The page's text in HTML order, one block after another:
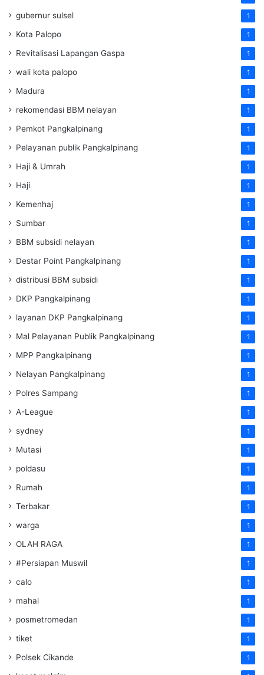
gubernur sulsel 1
Kota Palopo 1
Revitalisasi Lapangan Gaspa 1
wali kota palopo 1
Madura 1
rekomendasi BBM nelayan 1
Pemkot Pangkalpinang 1
Pelayanan publik Pangkalpinang 1
Haji & Umrah 1
Haji 1
Kemenhaj 1
Sumbar 1
BBM subsidi nelayan 1
Destar Point Pangkalpinang 1
distribusi BBM subsidi 1
DKP Pangkalpinang 1
layanan DKP Pangkalpinang 1
Mal Pelayanan Publik Pangkalpinang 1
MPP Pangkalpinang 1
Nelayan Pangkalpinang 1
Polres Sampang 1
A-League 1
sydney 1
Mutasi 1
poldasu 1
Rumah 1
Terbakar 1
warga 1
OLAH RAGA 1
#Persiapan Muswil 1
calo 1
mahal 1
posmetromedan 1
tiket 1
Polsek Cikande 1